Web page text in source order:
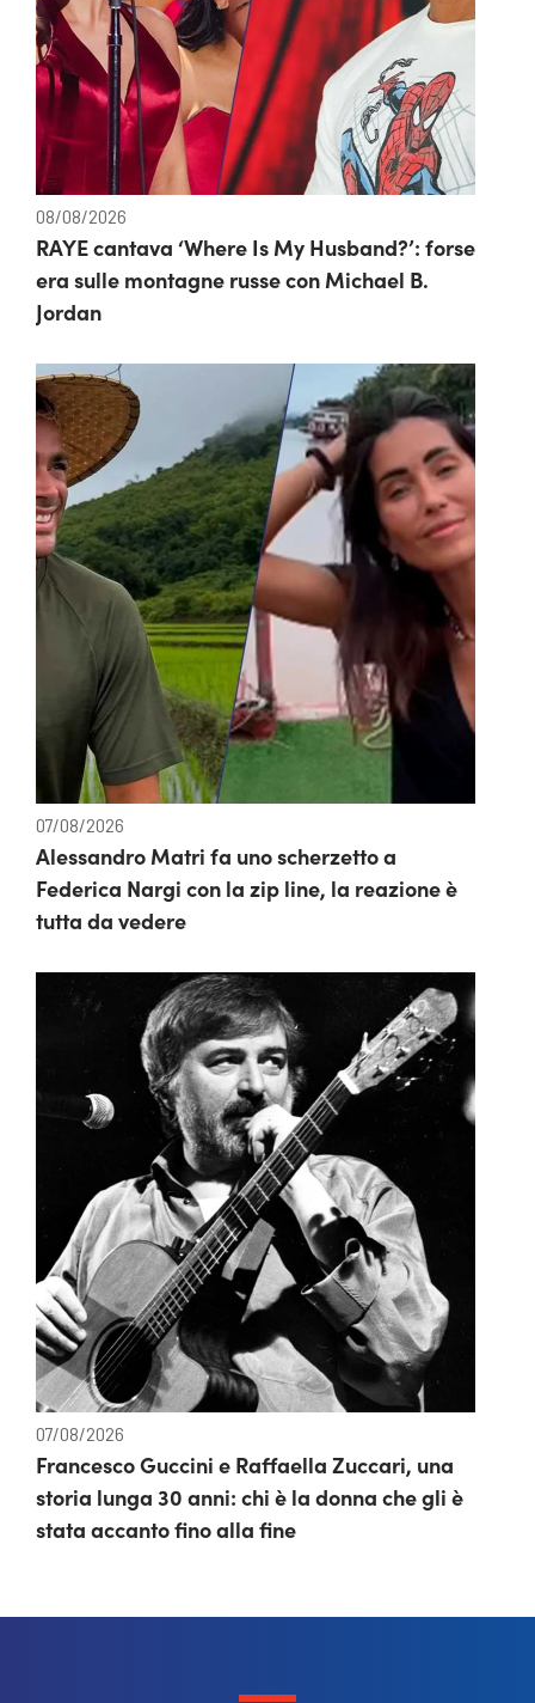
08/08/2026
RAYE cantava ‘Where Is My Husband?’: forse
era sulle montagne russe con Michael B.
Jordan
07/08/2026
Alessandro Matri fa uno scherzetto a
Federica Nargi con la zip line, la reazione è
tutta da vedere
07/08/2026
Francesco Guccini e Raffaella Zuccari, una
storia lunga 30 anni: chi è la donna che gli è
stata accanto fino alla fine